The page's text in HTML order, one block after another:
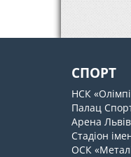
СПОРТ
НСК
Палац
Арена Львів
Стадіон
ОСК